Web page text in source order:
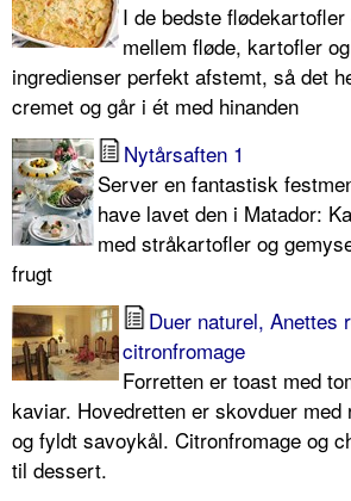
I de bedste
mellem fløde, kartofler
ingredienser perfekt afstemt, så det
cremet og går i ét med hinanden
Nytårsaften 1
Server en fantastisk
have lavet den i Matador:
med stråkartofler og
frugt
Duer naturel, Anettes
citronfromage
Forretten er toast med
kaviar. Hovedretten er skovduer
og fyldt savoykål. Citronfromage og
til dessert.